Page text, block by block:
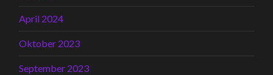
April 2024
Oktober 2023
September 2023